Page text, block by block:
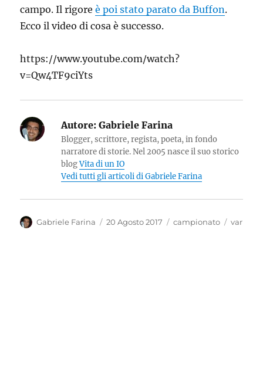
campo. Il rigoreè poi stato parato da Buffon.
Ecco il video di cosa è successo.
https://www.youtube.com/watch?
v=Qw4TF9ciYts
Autore: Gabriele Farina
Blogger, scrittore, regista, poeta, in fondo
narratore di storie. Nel 2005 nasce il suo storico
blogVita di un IO
Vedi tutti gli articoli di Gabriele Farina
Autore
Gabriele Farina
Pubblicato
20 Agosto 2017 Categorie
campionato Tag
var